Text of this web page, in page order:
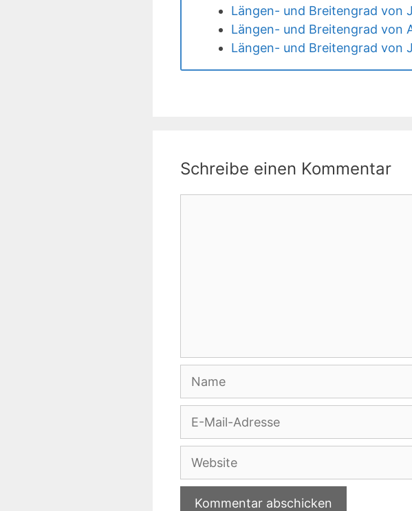
Längen- und Breitengrad von
Längen- und Breitengrad von
Längen- und Breitengrad von
Schreibe einen Kommentar
Adresse
Website